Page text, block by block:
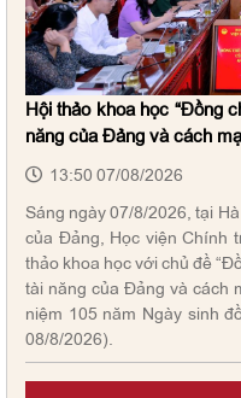
Hội thảo khoa học “Đồng
năng của Đảng và cách
13:50 07/08/2026
Sáng ngày 07/8/2026, tại
của Đảng, Học viện Chính
thảo khoa học với chủ đề
tài năng của Đảng và cách
niệm 105 năm Ngày sinh
08/8/2026).